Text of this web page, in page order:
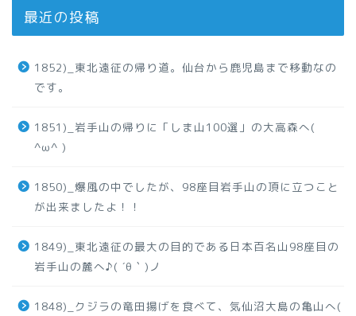
最近の投稿
1852)_東北遠征の帰り道。仙台から鹿児島まで移動なの
です。
1851)_岩手山の帰りに「しま山100選」の大高森へ(
^ω^ )
1850)_爆風の中でしたが、98座目岩手山の頂に立つこと
が出来ましたよ！！
1849)_東北遠征の最大の目的である日本百名山98座目の
岩手山の麓へ♪( ´θ｀)ノ
1848)_クジラの竜田揚げを食べて、気仙沼大島の亀山へ(